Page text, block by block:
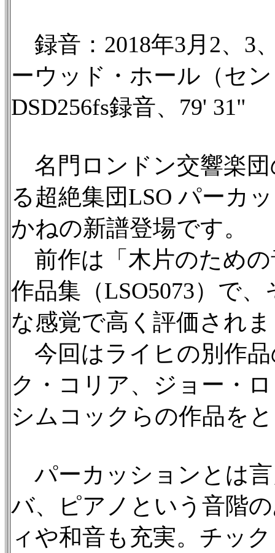
録音：2018年3月2、3
ーウッド・ホール（セ
DSD256fs録音、79' 31"
名門ロンドン交響楽団
る超絶集団LSO パーカ
かねの新譜登場です。
前作は「木片のため
作品集（LSO5073）で
な感覚で高く評価され
今回はライヒの別作
ク・コリア、ジョー・
シムコックらの作品を
パーカッションとは
バ、ピアノという音階
ィや和音も充実。チッ